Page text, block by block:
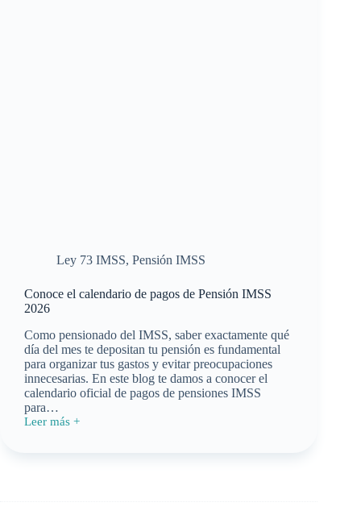
Ley 73 IMSS, Pensión IMSS
Conoce el calendario de pagos de Pensión IMSS
2026
Como pensionado del IMSS, saber exactamente qué
día del mes te depositan tu pensión es fundamental
para organizar tus gastos y evitar preocupaciones
innecesarias. En este blog te damos a conocer el
calendario oficial de pagos de pensiones IMSS
para…
Leer más +
Conoce